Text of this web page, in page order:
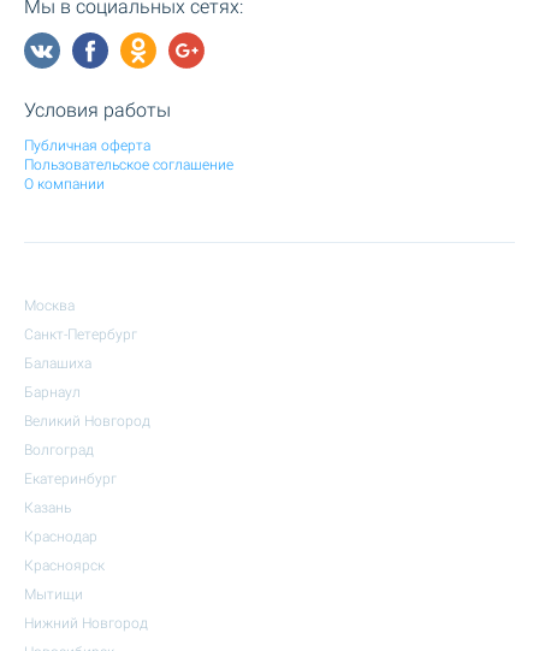
Мы в социальных сетях:
Условия работы
Публичная оферта
Пользовательское соглашение
О компании
Москва
Санкт-Петербург
Балашиха
Барнаул
Великий Новгород
Волгоград
Екатеринбург
Казань
Краснодар
Красноярск
Мытищи
Нижний Новгород